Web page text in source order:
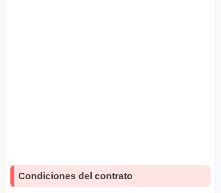
Condiciones del contrato